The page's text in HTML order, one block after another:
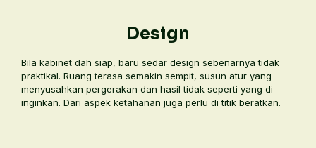
Design
Bila kabinet dah siap, baru sedar design sebenarnya tidak
praktikal. Ruang terasa semakin sempit, susun atur yang
menyusahkan pergerakan dan hasil tidak seperti yang di
inginkan. Dari aspek ketahanan juga perlu di titik beratkan.